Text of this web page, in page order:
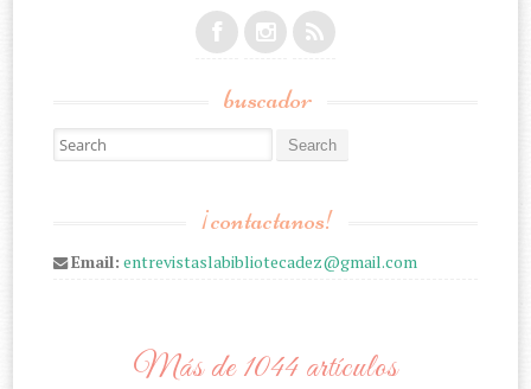
buscador
Search for:
¡contactanos!
Email: entrevistaslabibliotecadez@gmail.com
Más de 1044 artículos